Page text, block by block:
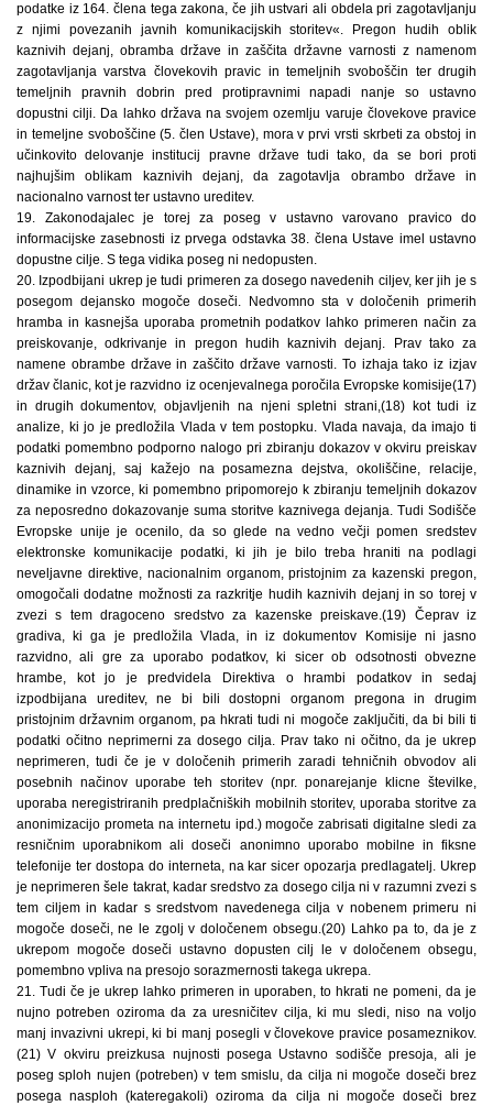
podatke iz 164. člena tega zakona, če jih ustvari ali obdela pri zagotavljanju
z njimi povezanih javnih komunikacijskih storitev«. Pregon hudih oblik
kaznivih dejanj, obramba države in zaščita državne varnosti z namenom
zagotavljanja varstva človekovih pravic in temeljnih svoboščin ter drugih
temeljnih pravnih dobrin pred protipravnimi napadi nanje so ustavno
dopustni cilji. Da lahko država na svojem ozemlju varuje človekove pravice
in temeljne svoboščine (5. člen Ustave), mora v prvi vrsti skrbeti za obstoj in
učinkovito delovanje institucij pravne države tudi tako, da se bori proti
najhujšim oblikam kaznivih dejanj, da zagotavlja obrambo države in
nacionalno varnost ter ustavno ureditev.
19. Zakonodajalec je torej za poseg v ustavno varovano pravico do
informacijske zasebnosti iz prvega odstavka 38. člena Ustave imel ustavno
dopustne cilje. S tega vidika poseg ni nedopusten.
20. Izpodbijani ukrep je tudi primeren za dosego navedenih ciljev, ker jih je s
posegom dejansko mogoče doseči. Nedvomno sta v določenih primerih
hramba in kasnejša uporaba prometnih podatkov lahko primeren način za
preiskovanje, odkrivanje in pregon hudih kaznivih dejanj. Prav tako za
namene obrambe države in zaščito države varnosti. To izhaja tako iz izjav
držav članic, kot je razvidno iz ocenjevalnega poročila Evropske komisije(17)
in drugih dokumentov, objavljenih na njeni spletni strani,(18) kot tudi iz
analize, ki jo je predložila Vlada v tem postopku. Vlada navaja, da imajo ti
podatki pomembno podporno nalogo pri zbiranju dokazov v okviru preiskav
kaznivih dejanj, saj kažejo na posamezna dejstva, okoliščine, relacije,
dinamike in vzorce, ki pomembno pripomorejo k zbiranju temeljnih dokazov
za neposredno dokazovanje suma storitve kaznivega dejanja. Tudi Sodišče
Evropske unije je ocenilo, da so glede na vedno večji pomen sredstev
elektronske komunikacije podatki, ki jih je bilo treba hraniti na podlagi
neveljavne direktive, nacionalnim organom, pristojnim za kazenski pregon,
omogočali dodatne možnosti za razkritje hudih kaznivih dejanj in so torej v
zvezi s tem dragoceno sredstvo za kazenske preiskave.(19) Čeprav iz
gradiva, ki ga je predložila Vlada, in iz dokumentov Komisije ni jasno
razvidno, ali gre za uporabo podatkov, ki sicer ob odsotnosti obvezne
hrambe, kot jo je predvidela Direktiva o hrambi podatkov in sedaj
izpodbijana ureditev, ne bi bili dostopni organom pregona in drugim
pristojnim državnim organom, pa hkrati tudi ni mogoče zaključiti, da bi bili ti
podatki očitno neprimerni za dosego cilja. Prav tako ni očitno, da je ukrep
neprimeren, tudi če je v določenih primerih zaradi tehničnih obvodov ali
posebnih načinov uporabe teh storitev (npr. ponarejanje klicne številke,
uporaba neregistriranih predplačniških mobilnih storitev, uporaba storitve za
anonimizacijo prometa na internetu ipd.) mogoče zabrisati digitalne sledi za
resničnim uporabnikom ali doseči anonimno uporabo mobilne in fiksne
telefonije ter dostopa do interneta, na kar sicer opozarja predlagatelj. Ukrep
je neprimeren šele takrat, kadar sredstvo za dosego cilja ni v razumni zvezi s
tem ciljem in kadar s sredstvom navedenega cilja v nobenem primeru ni
mogoče doseči, ne le zgolj v določenem obsegu.(20) Lahko pa to, da je z
ukrepom mogoče doseči ustavno dopusten cilj le v določenem obsegu,
pomembno vpliva na presojo sorazmernosti takega ukrepa.
21. Tudi če je ukrep lahko primeren in uporaben, to hkrati ne pomeni, da je
nujno potreben oziroma da za uresničitev cilja, ki mu sledi, niso na voljo
manj invazivni ukrepi, ki bi manj posegli v človekove pravice posameznikov.
(21) V okviru preizkusa nujnosti posega Ustavno sodišče presoja, ali je
poseg sploh nujen (potreben) v tem smislu, da cilja ni mogoče doseči brez
posega nasploh (kateregakoli) oziroma da cilja ni mogoče doseči brez